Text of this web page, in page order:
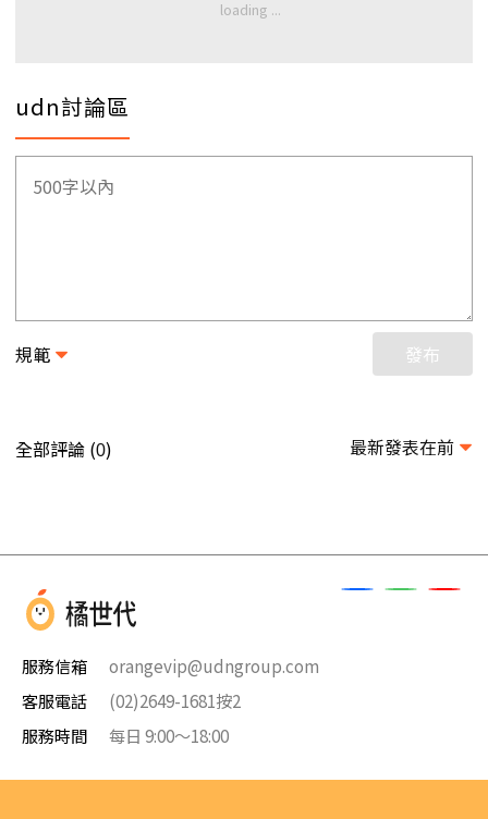
udn討論區
規範 發布
全部評論 (0) 最新發表在前
服務信箱
orangevip@udngroup.com
客服電話
(02)2649-1681按2
服務時間
每日 9:00～18:00